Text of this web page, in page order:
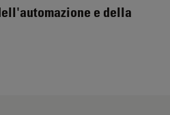
e della